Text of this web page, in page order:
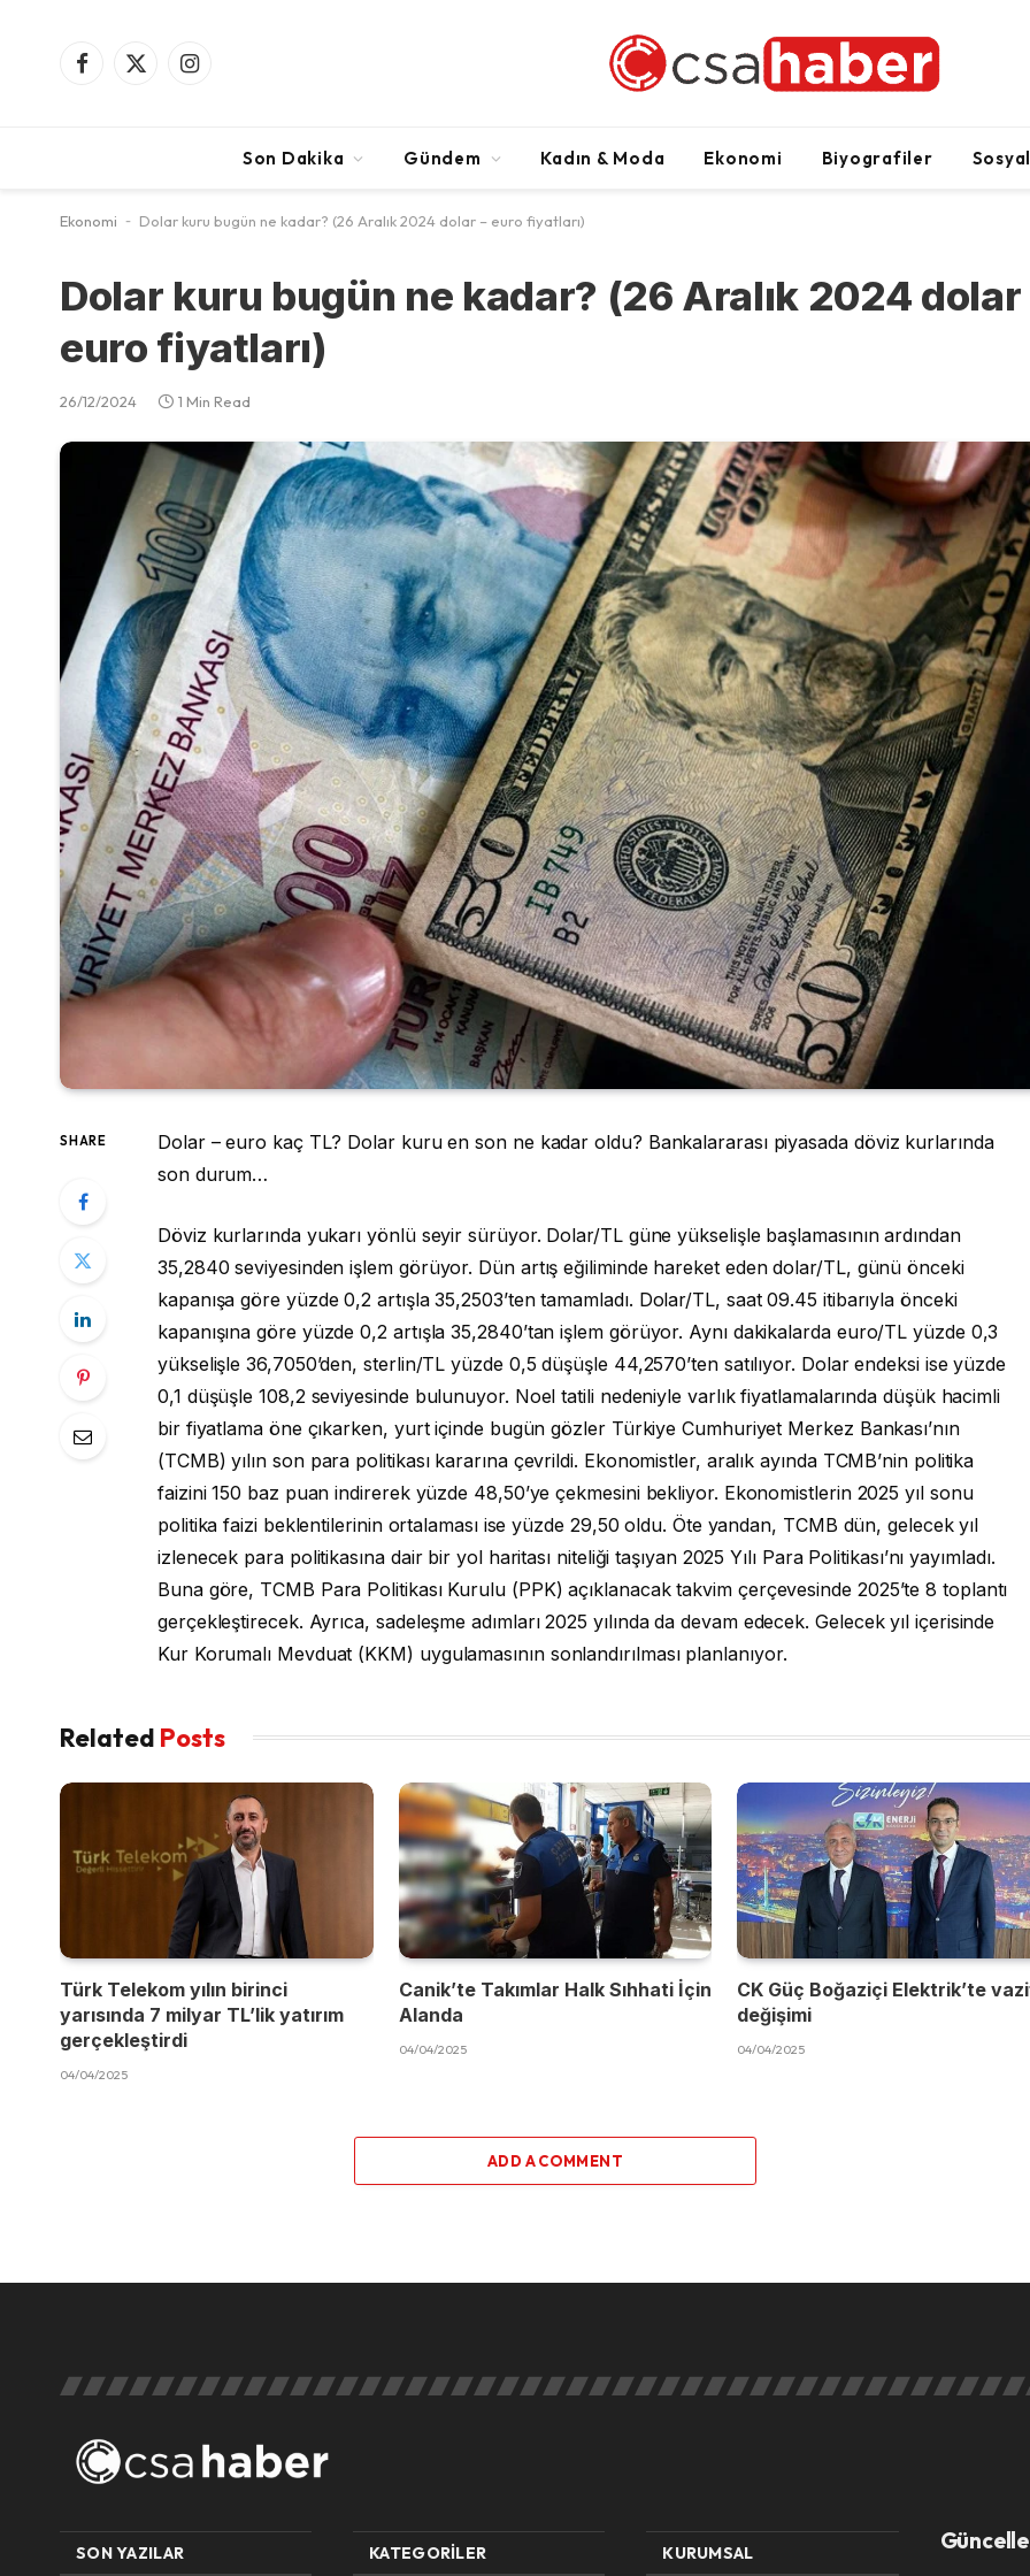
Facebook
X
Instagram
Son Dakika Gündem Kadın & Moda Ekonomi Biyografiler
Ekonomi - Dolar kuru bugün ne kadar? (26 Aralık 2024 dolar – euro fiyatları)
Dolar kuru bugün ne kadar? (26 Aralık 2024 dolar
euro fiyatları)
26/12/2024 1 Min Read
SHARE
Dolar – euro kaç TL? Dolar kuru en son ne kadar oldu? Bankalararası piyasada döviz kurlarında
son durum…
Döviz kurlarında yukarı yönlü seyir sürüyor. Dolar/TL güne yükselişle başlamasının ardından
35,2840 seviyesinden işlem görüyor. Dün artış eğiliminde hareket eden dolar/TL, günü önceki
kapanışa göre yüzde 0,2 artışla 35,2503’ten tamamladı. Dolar/TL, saat 09.45 itibarıyla önceki
kapanışına göre yüzde 0,2 artışla 35,2840’tan işlem görüyor. Aynı dakikalarda euro/TL yüzde 0,3
yükselişle 36,7050’den, sterlin/TL yüzde 0,5 düşüşle 44,2570’ten satılıyor. Dolar endeksi ise yüzde
0,1 düşüşle 108,2 seviyesinde bulunuyor. Noel tatili nedeniyle varlık fiyatlamalarında düşük hacimli
bir fiyatlama öne çıkarken, yurt içinde bugün gözler Türkiye Cumhuriyet Merkez Bankası’nın
(TCMB) yılın son para politikası kararına çevrildi. Ekonomistler, aralık ayında TCMB’nin politika
faizini 150 baz puan indirerek yüzde 48,50’ye çekmesini bekliyor. Ekonomistlerin 2025 yıl sonu
politika faizi beklentilerinin ortalaması ise yüzde 29,50 oldu. Öte yandan, TCMB dün, gelecek yıl
izlenecek para politikasına dair bir yol haritası niteliği taşıyan 2025 Yılı Para Politikası’nı yayımladı.
Buna göre, TCMB Para Politikası Kurulu (PPK) açıklanacak takvim çerçevesinde 2025’te 8 toplantı
gerçekleştirecek. Ayrıca, sadeleşme adımları 2025 yılında da devam edecek. Gelecek yıl içerisinde
Kur Korumalı Mevduat (KKM) uygulamasının sonlandırılması planlanıyor.
Related Posts
Türk Telekom yılın birinci
yarısında 7 milyar TL’lik yatırım
gerçekleştirdi
04/04/2025
Canik’te Takımlar Halk Sıhhati İçin
Alanda
04/04/2025
CK Güç Boğaziçi Elektrik’te
değişimi
04/04/2025
ADD A COMMENT
SON YAZILAR KATEGORILER KURUMSAL